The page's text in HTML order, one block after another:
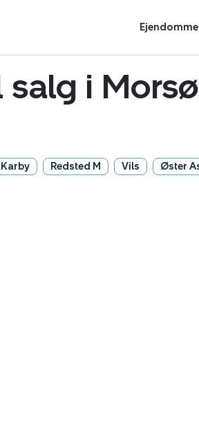
i
Karby Redsted M Vils Øster